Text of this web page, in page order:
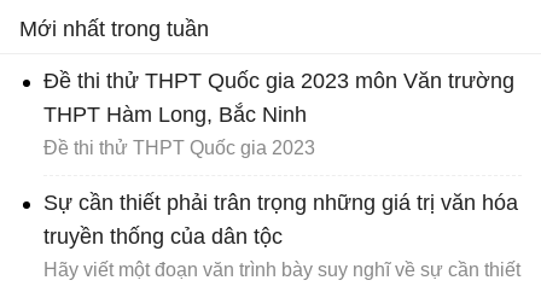
Mới nhất trong tuần
Đề thi thử THPT Quốc gia 2023 môn Văn trường
THPT Hàm Long, Bắc Ninh
Đề thi thử THPT Quốc gia 2023
Sự cần thiết phải trân trọng những giá trị văn hóa
truyền thống của dân tộc
Hãy viết một đoạn văn trình bày suy nghĩ về sự cần thiết